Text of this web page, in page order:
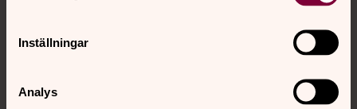
Inställningar
Analys